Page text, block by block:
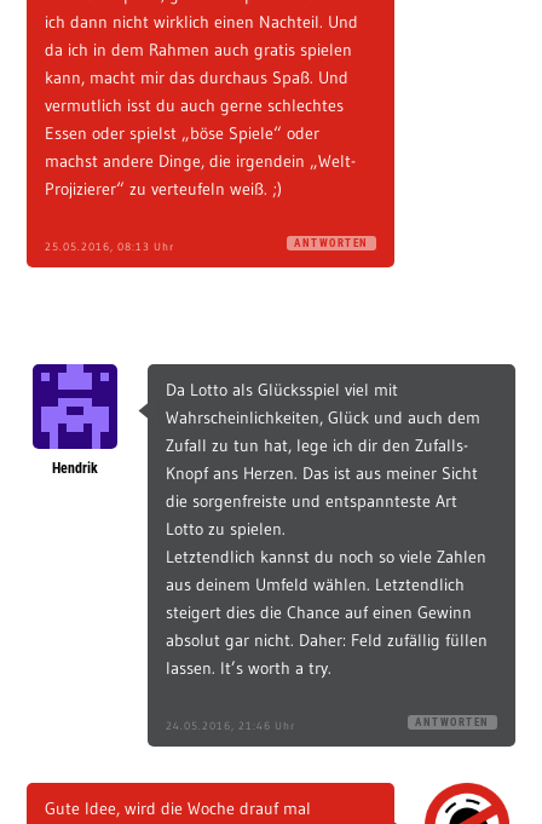
ich dann nicht wirklich einen Nachteil. Und
da ich in dem Rahmen auch gratis spielen
kann, macht mir das durchaus Spaß. Und
vermutlich isst du auch gerne schlechtes
Essen oder spielst „böse Spiele“ oder
machst andere Dinge, die irgendein „Welt-
Projizierer“ zu verteufeln weiß. ;)
25.05.2016, 08:13 Uhr ANTWORTEN
Hendrik
Da Lotto als Glücksspiel viel mit
Wahrscheinlichkeiten, Glück und auch dem
Zufall zu tun hat, lege ich dir den Zufalls-
Knopf ans Herzen. Das ist aus meiner Sicht
die sorgenfreiste und entspannteste Art
Lotto zu spielen.
Letztendlich kannst du noch so viele Zahlen
aus deinem Umfeld wählen. Letztendlich
steigert dies die Chance auf einen Gewinn
absolut gar nicht. Daher: Feld zufällig füllen
lassen. It’s worth a try.
24.05.2016, 21:46 Uhr ANTWORTEN
Gute Idee, wird die Woche drauf mal